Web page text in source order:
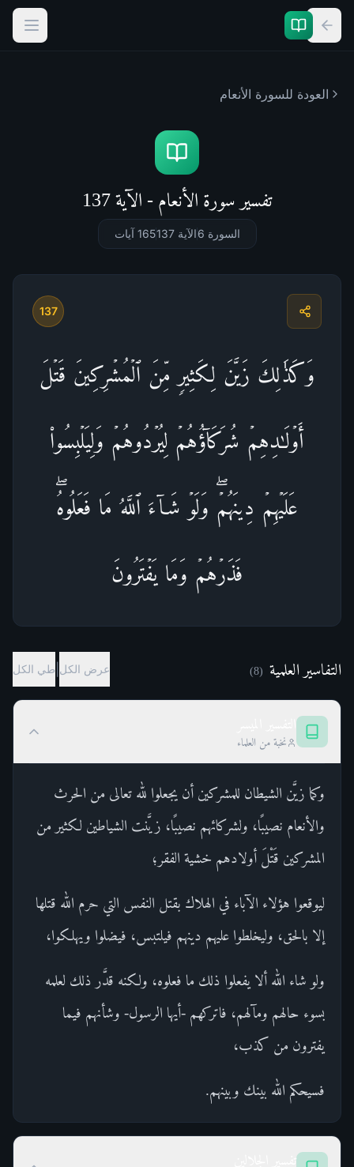
العودة للسورة الأنعام
تفسير سورة الأنعام - الآية 137
السورة 6 الآية 137 165 آيات
137
وَكَذَ ٰ⁠لِكَ زَیَّنَ لِكَثِیرࣲ مِّنَ ٱلۡمُشۡرِكِینَ قَتۡلَ
أَوۡلَـٰدِهِمۡ شُرَكَاۤؤُهُمۡ لِیُرۡدُوهُمۡ وَلِیَلۡبِسُوا۟
عَلَیۡهِمۡ دِینَهُمۡۖ وَلَوۡ شَاۤءَ ٱللَّهُ مَا فَعَلُوهُۖ
فَذَرۡهُمۡ وَمَا یَفۡتَرُونَ
التفاسير العلمية (
8
) عرض الكل طي الكل
نخبة من العلماء
وكما زيَّن الشيطان للمشركين أن يجعلوا لله تعالى من الحرث
والأنعام نصيبًا، ولشركائهم نصيبًا، زيَّنت الشياطين لكثير من
المشركين قَتْلَ أولادهم خشية الفقر؛
ليوقعوا هؤلاء الآباء في الهلاك بقتل النفس التي حرم الله قتلها
إلا بالحق، وليخلطوا عليهم دينهم فيلتبس، فيضلوا ويهلكوا،
ولو شاء الله ألا يفعلوا ذلك ما فعلوه، ولكنه قدَّر ذلك لعلمه
بسوء حالهم ومآلهم، فاتركهم -أيها الرسول- وشأنهم فيما
يفترون من كذب،
فسيحكم الله بينك وبينهم.